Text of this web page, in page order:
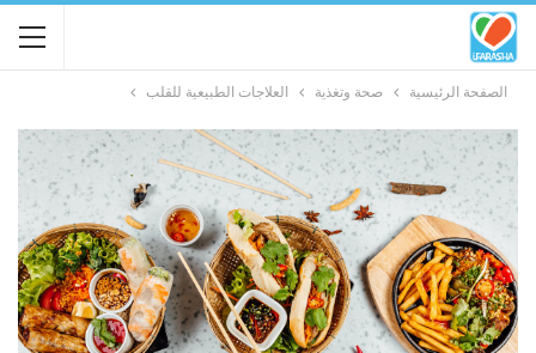
الصفحة الرئيسية صحة وتغذية العلاجات الطبيعية للقلب